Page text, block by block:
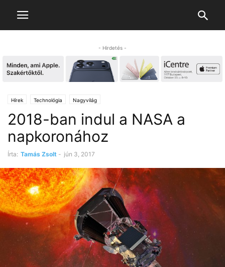
- Hirdetés -
Hírek Technológia Nagyvilág
2018-ban indul a NASA a
napkoronához
Írta: Tamás Zsolt - jún 3, 2017